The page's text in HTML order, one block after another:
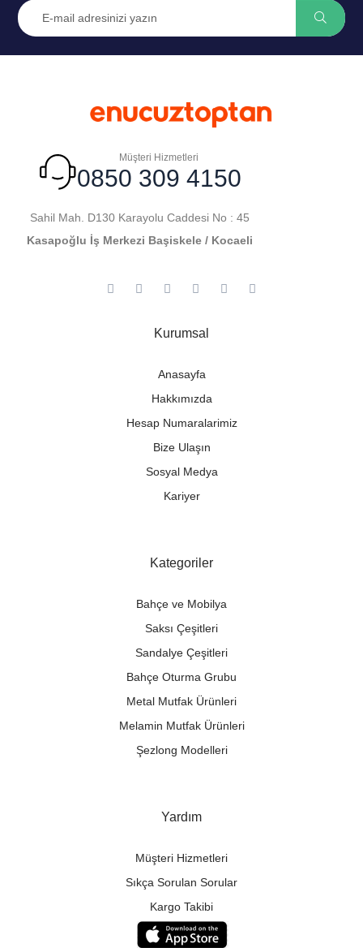
Müşteri Hizmetleri
0850 309 4150
Sahil Mah. D130 Karayolu Caddesi No : 45
Kasapoğlu İş Merkezi Başiskele / Kocaeli
Kurumsal
Anasayfa
Hakkımızda
Hesap Numaralarimiz
Bize Ulaşın
Sosyal Medya
Kariyer
Kategoriler
Bahçe ve Mobilya
Saksı Çeşitleri
Sandalye Çeşitleri
Bahçe Oturma Grubu
Metal Mutfak Ürünleri
Melamin Mutfak Ürünleri
Şezlong Modelleri
Yardım
Müşteri Hizmetleri
Sıkça Sorulan Sorular
Kargo Takibi